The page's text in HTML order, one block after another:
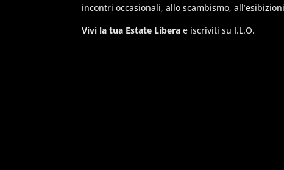
incontri occasionali, allo scambismo,
Vivi la tua Estate Libera e iscriviti su I.L.O.